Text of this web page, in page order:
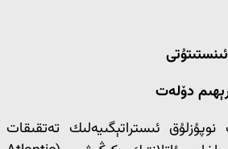
دۆلەت
ئىستراتېگىيەلىك تەتقىقات